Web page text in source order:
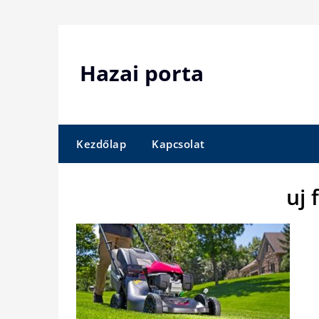
Hazai porta
Kezdőlap Kapcsolat
uj